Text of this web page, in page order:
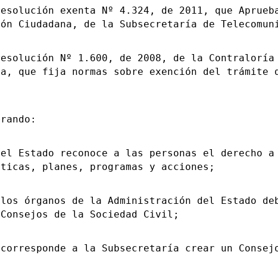
exenta Nº 4.324, de 2011, que Aprueba
Ciudadana, de la Subsecretaría de
Nº 1.600, de 2008, de la Contraloría
que fija normas sobre exención del trámite
reconoce a las personas el derecho
planes, programas y acciones;
órganos de la Administración del Estado
de la Sociedad Civil;
a la Subsecretaría crear un